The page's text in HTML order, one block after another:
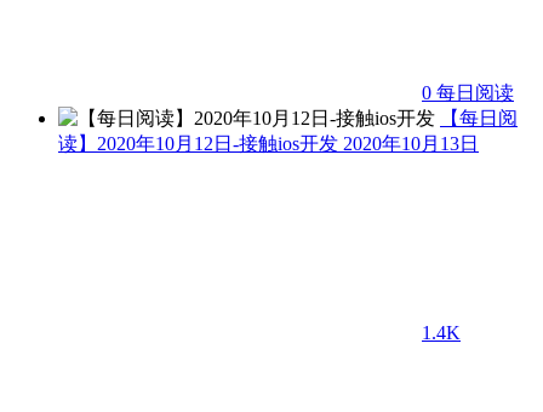
0 每日阅读
【每日阅
读】2020年10月12日-接触ios开发 2020年10月13日
1.4K